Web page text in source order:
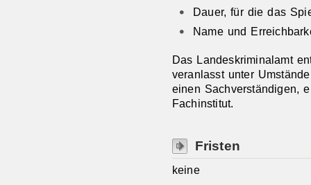
Dauer, für die das
Name und
Das Landeskriminalamt
veranlasst unter
einen Sachverständigen,
Fachinstitut.
Fristen
keine